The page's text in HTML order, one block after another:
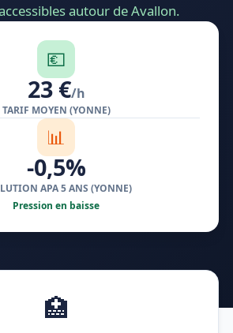
autour de Avallon.
💶
23 €/h
TARIF MOYEN (YONNE)
📊
-0,5%
APA 5 ANS (YONNE)
Pression en baisse
🏥